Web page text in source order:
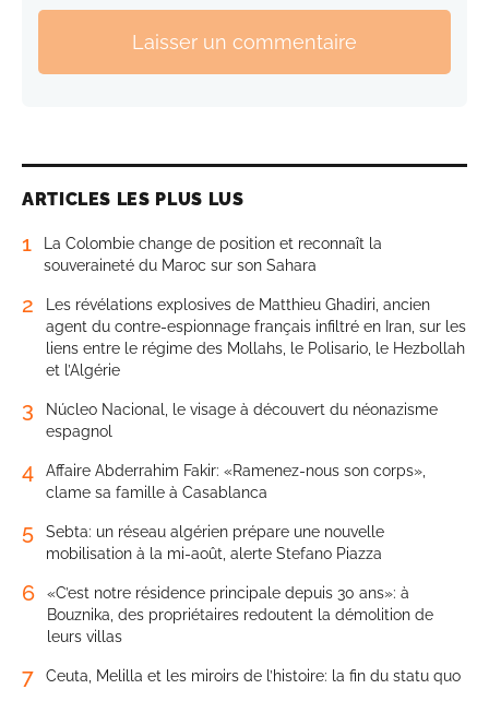
Laisser un commentaire
ARTICLES LES PLUS LUS
1
La Colombie change de position et reconnaît la
souveraineté du Maroc sur son Sahara
2
Les révélations explosives de Matthieu Ghadiri, ancien
agent du contre-espionnage français infiltré en Iran, sur les
liens entre le régime des Mollahs, le Polisario, le Hezbollah
et l’Algérie
3
Núcleo Nacional, le visage à découvert du néonazisme
espagnol
4
Affaire Abderrahim Fakir: «Ramenez-nous son corps»,
clame sa famille à Casablanca
5
Sebta: un réseau algérien prépare une nouvelle
mobilisation à la mi-août, alerte Stefano Piazza
6
«C’est notre résidence principale depuis 30 ans»: à
Bouznika, des propriétaires redoutent la démolition de
leurs villas
7 Ceuta, Melilla et les miroirs de l’histoire: la fin du statu quo